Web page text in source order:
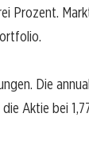
Prozent.
Die
Aktie bei